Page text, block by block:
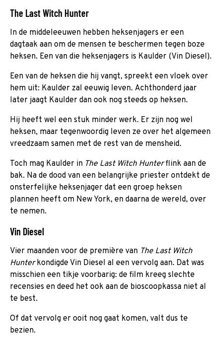
The Last Witch Hunter
In de middeleeuwen hebben heksenjagers er een
dagtaak aan om de mensen te beschermen tegen boze
heksen. Een van die heksenjagers is Kaulder (Vin Diesel).
Een van de heksen die hij vangt, spreekt een vloek over
hem uit: Kaulder zal eeuwig leven. Achthonderd jaar
later jaagt Kaulder dan ook nog steeds op heksen.
Hij heeft wel een stuk minder werk. Er zijn nog wel
heksen, maar tegenwoordig leven ze over het algemeen
vreedzaam samen met de rest van de mensheid.
Toch mag Kaulder in The Last Witch Hunterflink aan de
bak. Na de dood van een belangrijke priester ontdekt de
onsterfelijke heksenjager dat een groep heksen
plannen heeft om New York, en daarna de wereld, over
te nemen.
Vin Diesel
Vier maanden voor de première van The Last Witch
Hunterkondigde Vin Diesel al een vervolg aan. Dat was
misschien een tikje voorbarig: de film kreeg slechte
recensies en deed het ook aan de bioscoopkassa niet al
te best.
Of dat vervolg er ooit nog gaat komen, valt dus te
bezien.